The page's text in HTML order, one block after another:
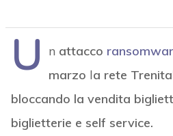
U n attacco
marzo la rete
bloccando la vendita
biglietterie e self service.